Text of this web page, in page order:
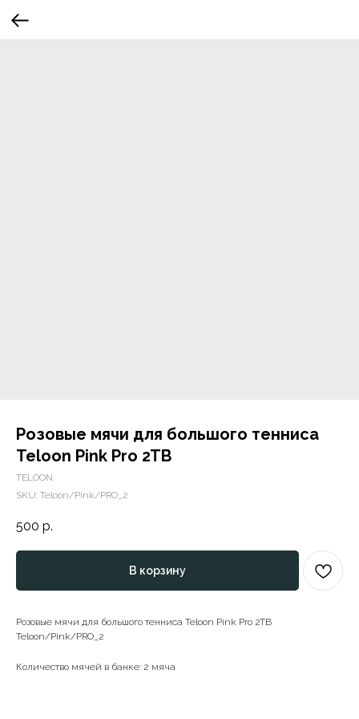
Розовые мячи для большого тенниса
Teloon Pink Pro 2TB
TELOON
SKU: Teloon/Pink/PRO_2
500 р.
В корзину
Розовые мячи для большого тенниса Teloon Pink Pro 2TB
Teloon/Pink/PRO_2
Количество мячей в банке: 2 мяча